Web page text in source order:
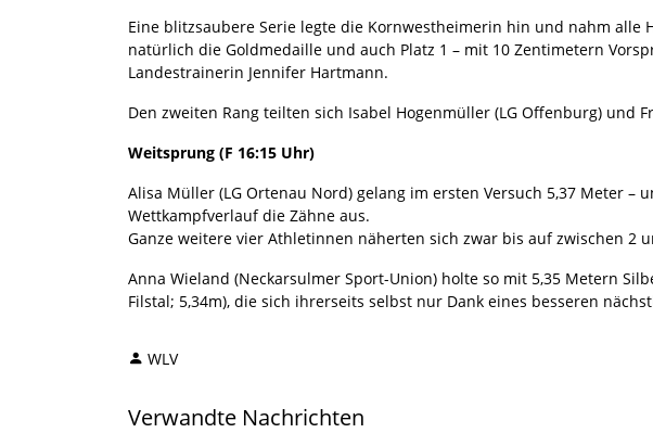
Eine blitzsaubere Serie legte die Kornwestheimerin hin und nahm alle
natürlich die Goldmedaille und auch Platz 1 – mit 10 Zentimetern
Landestrainerin Jennifer Hartmann.
Den zweiten Rang teilten sich Isabel Hogenmüller (LG Offenburg) und
Weitsprung (F 16:15 Uhr)
Alisa Müller (LG Ortenau Nord) gelang im ersten Versuch 5,37 Meter
Wettkampfverlauf die Zähne aus.
Ganze weitere vier Athletinnen näherten sich zwar bis auf zwischen 2
Anna Wieland (Neckarsulmer Sport-Union) holte so mit 5,35 Metern
Filstal; 5,34m), die sich ihrerseits selbst nur Dank eines besseren
WLV
Verwandte Nachrichten